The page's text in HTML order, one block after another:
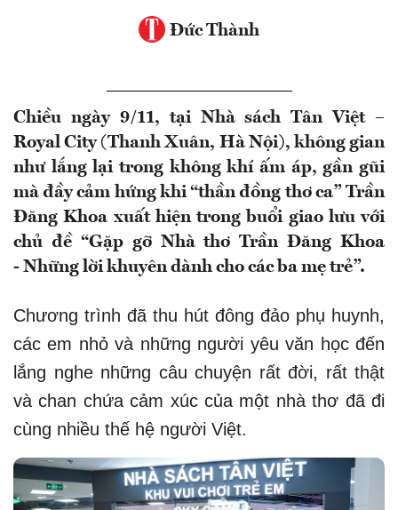
Đức Thành
Chiều ngày 9/11, tại Nhà sách Tân Việt –
Royal City (Thanh Xuân, Hà Nội), không gian
như lắng lại trong không khí ấm áp, gần gũi
mà đầy cảm hứng khi “thần đồng thơ ca” Trần
Đăng Khoa xuất hiện trong buổi giao lưu với
chủ đề “Gặp gỡ Nhà thơ Trần Đăng Khoa
- Những lời khuyên dành cho các ba mẹ trẻ”.
Chương trình đã thu hút đông đảo phụ huynh,
các em nhỏ và những người yêu văn học đến
lắng nghe những câu chuyện rất đời, rất thật
và chan chứa cảm xúc của một nhà thơ đã đi
cùng nhiều thế hệ người Việt.